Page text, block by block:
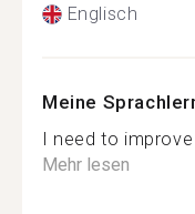
Englisch
Meine
I need to
Mehr lesen